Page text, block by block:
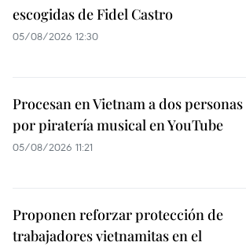
escogidas de Fidel Castro
05/08/2026 12:30
Procesan en Vietnam a dos personas
por piratería musical en YouTube
05/08/2026 11:21
Proponen reforzar protección de
trabajadores vietnamitas en el